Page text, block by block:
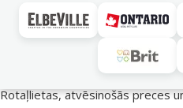
Vasara turpinās –
Rotaļlietas, atvēsinošās preces